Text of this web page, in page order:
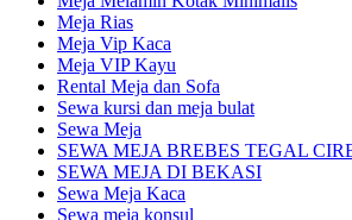
Meja Rias
Meja Vip Kaca
Meja VIP Kayu
Rental Meja dan Sofa
Sewa kursi dan meja bulat
Sewa Meja
SEWA MEJA BREBES TEGAL
SEWA MEJA DI BEKASI
Sewa Meja Kaca
Sewa meja konsul